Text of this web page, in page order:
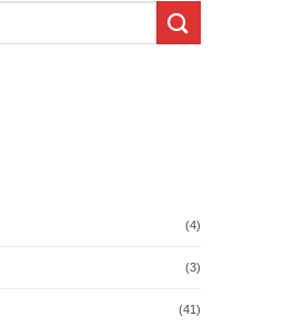
(4)
(3)
(41)